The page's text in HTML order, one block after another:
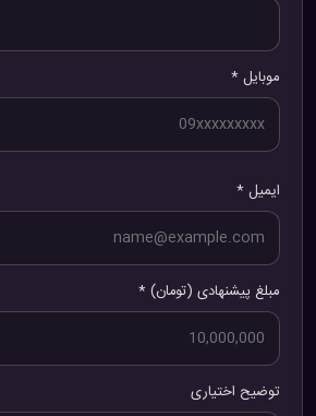
موبایل *
ایمیل *
مبلغ پیشنهادی (تومان) *
توضیح اختیاری